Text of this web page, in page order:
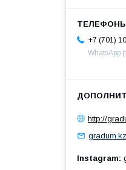
+7 (701)
WhatsApp
http://
Instagram